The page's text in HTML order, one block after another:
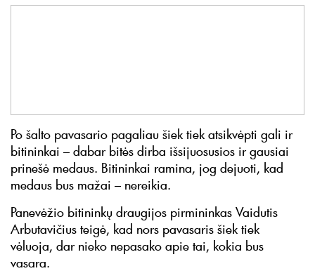
Po šalto pavasario pagaliau šiek tiek atsikvėpti gali ir
bitininkai – dabar bitės dirba išsijuosusios ir gausiai
prinešė medaus. Bitininkai ramina, jog dejuoti, kad
medaus bus mažai – nereikia.
Panevėžio bitininkų draugijos pirmininkas Vaidutis
Arbutavičius teigė, kad nors pavasaris šiek tiek
vėluoja, dar nieko nepasako apie tai, kokia bus
vasara.